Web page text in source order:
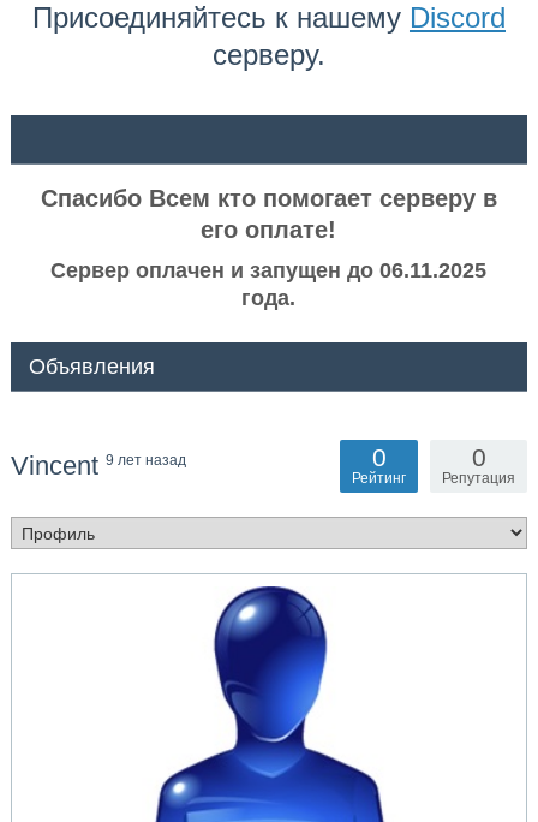
Присоединяйтесь к нашему Discord
серверу.
Спасибо Всем кто помогает серверу в
его оплате!
Сервер оплачен и запущен до 06.11.2025
года.
Объявления
Vincent 9 лет назад 0
Репутация
0
Рейтинг